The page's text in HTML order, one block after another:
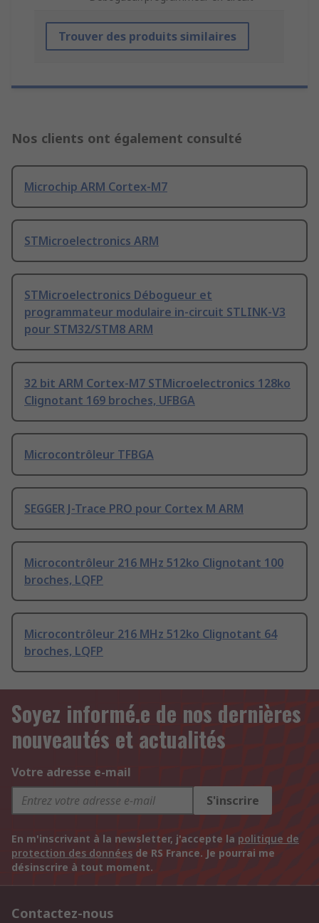
Trouver des produits similaires
Nos clients ont également consulté
Microchip ARM Cortex-M7
STMicroelectronics ARM
STMicroelectronics Débogueur et
programmateur modulaire in-circuit STLINK-V3
pour STM32/STM8 ARM
32 bit ARM Cortex-M7 STMicroelectronics 128ko
Clignotant 169 broches, UFBGA
Microcontrôleur TFBGA
SEGGER J-Trace PRO pour Cortex M ARM
Microcontrôleur 216 MHz 512ko Clignotant 100
broches, LQFP
Microcontrôleur 216 MHz 512ko Clignotant 64
broches, LQFP
Soyez informé.e de nos dernières
nouveautés et actualités
Votre adresse e-mail
S'inscrire
En m'inscrivant à la newsletter, j'accepte la politique de
protection des données de RS France. Je pourrai me
désinscrire à tout moment.
Contactez-nous